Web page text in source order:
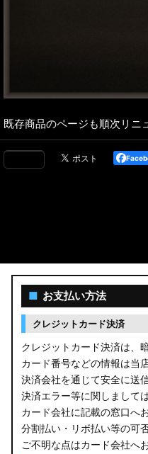
既存商品のページも順次リニ
■ お支払い方法
クレジットカード決済
クレジットカード決済は、
カード番号などの情報は当
決済会社を通じて安全に送
決済エラー等に関しまして
カード会社に記載の窓口へ
分割払い・リボ払い等の可
ご不明な点はカード会社へ